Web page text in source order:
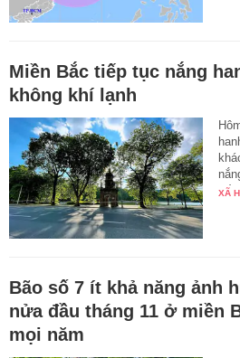
Miền Bắc tiếp tục nắng
không khí lạnh
XÃ
Bão số 7 ít khả năng ảnh
nửa đầu tháng 11 ở miền
mọi năm